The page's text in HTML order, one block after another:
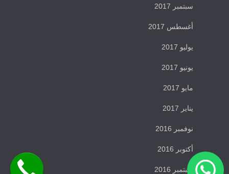
سبتمبر 2017
أغسطس 2017
يوليو 2017
يونيو 2017
مايو 2017
يناير 2017
نوفمبر 2016
أكتوبر 2016
سبتمبر 2016